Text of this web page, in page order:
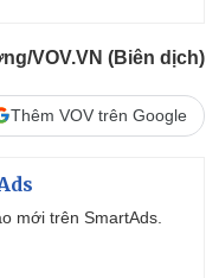
VOV.VN (Biên dịch)
Thêm VOV trên Google
mới trên SmartAds.